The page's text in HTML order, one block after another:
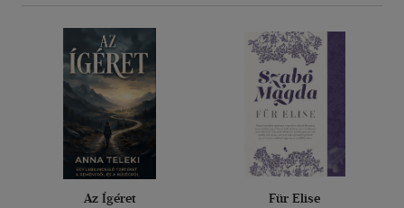
Az Ígéret Für Elise